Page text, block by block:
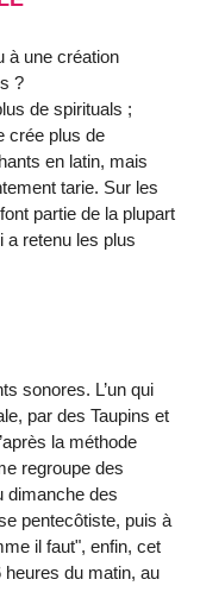
à une création
?
de spirituals ;
crée plus de
en latin, mais
tarie. Sur les
partie de la plupart
a retenu les plus
sonores. L’un qui
par des Taupins et
la méthode
regroupe des
dimanche des
pentecôtiste, puis à
il faut", enfin, cet
heures du matin, au